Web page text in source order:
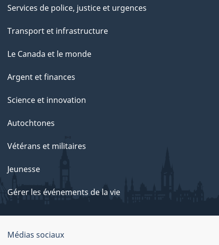
Services de police, justice et urgences
Transport et infrastructure
Le Canada et le monde
Argent et finances
Science et innovation
Autochtones
Vétérans et militaires
Jeunesse
Gérer les événements de la vie
Organisation
Médias sociaux